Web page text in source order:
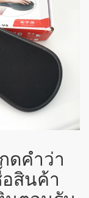
ดคำว่า
สินค้า